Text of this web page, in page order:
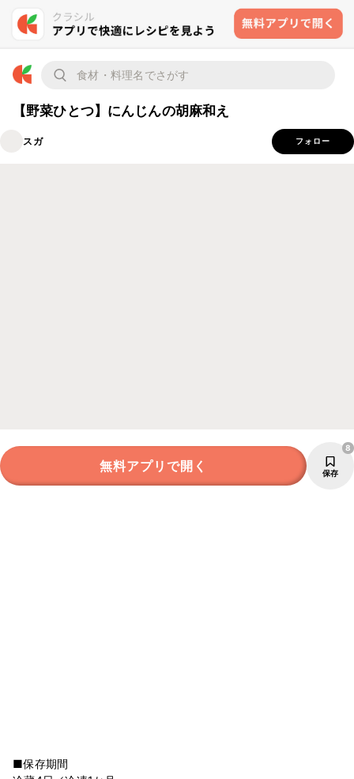
【野菜ひとつ】にんじんの胡麻和え
スガ フォロー
無料アプリで開く 保存
8
■保存期間